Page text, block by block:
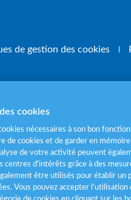
de gestion des cookies
Pour votre santé,
cookies
nécessaires à son bon
de cookies et de garder en
de votre activité peuvent
centres d'intérêts grâce à des
être utilisés pour établir un
Vous pouvez accepter